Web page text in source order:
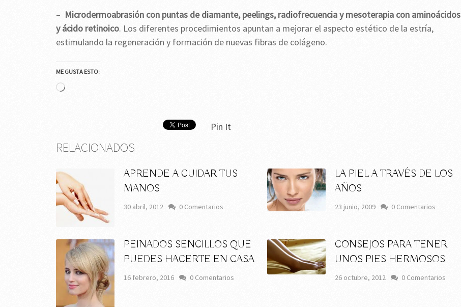
– Microdermoabrasión con puntas de diamante, peelings, radiofrecuencia y mesoterapia con aminoácidos
y ácido retinoico. Los diferentes procedimientos apuntan a mejorar el aspecto estético de la estría,
estimulando la regeneración y formación de nuevas fibras de colágeno.
ME GUSTA ESTO:
Cargando...
Pin It
RELACIONADOS
APRENDE A CUIDAR TUS
MANOS
30 abril, 2012 0 Comentarios
LA PIEL A TRAVÉS DE LOS
AÑOS
23 junio, 2009 0 Comentarios
PEINADOS SENCILLOS QUE
PUEDES HACERTE EN CASA
16 febrero, 2016 0 Comentarios
CONSEJOS PARA TENER
UNOS PIES HERMOSOS
26 octubre, 2012 0 Comentarios